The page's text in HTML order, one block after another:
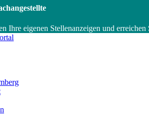
Ihre eigenen Stellenanzeigen und